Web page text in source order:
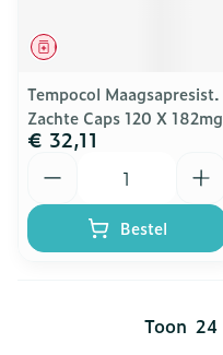
Geneesmiddel
Tempocol Maagsapresist.
Zachte Caps 120 X 182mg
€ 32,11
Bestel
Toon